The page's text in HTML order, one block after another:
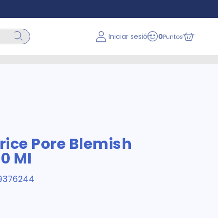
Iniciar sesión 0Puntos
Pore Blemish
Ml